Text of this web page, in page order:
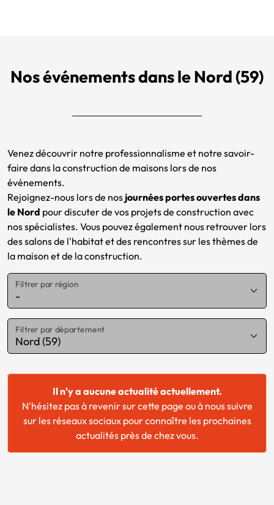
Nos événements dans le Nord (59)
Venez découvrir notre professionnalisme et notre savoir-
faire dans la construction de maisons lors de nos
événements.
Rejoignez-nous lors de nos journées portes ouvertes dans
le Nord pour discuter de vos projets de construction avec
nos spécialistes. Vous pouvez également nous retrouver lors
des salons de l'habitat et des rencontres sur les thèmes de
la maison et de la construction.
Chargement...
Filtrer par région
Filtrer par département
Il n'y a aucune actualité actuellement.
N'hésitez pas à revenir sur cette page ou à nous suivre
sur les réseaux sociaux pour connaître les prochaines
actualités près de chez vous.